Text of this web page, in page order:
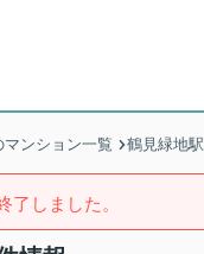
ンション一覧 鶴見緑地駅
了しました。